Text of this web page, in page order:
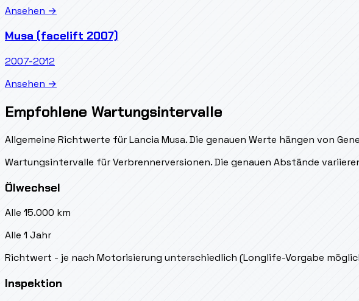
Ansehen →
Musa (facelift 2007)
2007-2012
Ansehen →
Empfohlene Wartungsintervalle
Allgemeine Richtwerte für Lancia Musa. Die genauen Werte hängen von
Wartungsintervalle für Verbrennerversionen. Die genauen Abstände
Ölwechsel
Alle 15.000 km
Alle 1 Jahr
Richtwert - je nach Motorisierung unterschiedlich (Longlife-Vorgabe
Inspektion